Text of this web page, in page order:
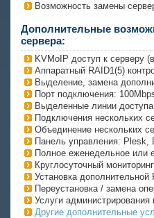
Возможность замены
Дополнительные
сервера:
KVMoIP доступ к серверу
Аппаратный RAID1(5)
Выделение, замена
Порт подключения:
Выделенные линии
Подключения нескольких
Объединение нескольких
Панель управления: Plesk,
Полное еженедельное или
Круглосуточный
Установка
Переустановка / замена
Услуги
Другие дополнительные